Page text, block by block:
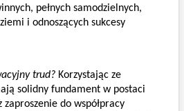
pełnych samodzielnych,
i odnoszących sukcesy
trud? Korzystając ze
solidny fundament w postaci
do współpracy